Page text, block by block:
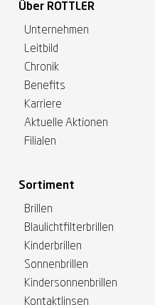
Über ROTTLER
Unternehmen
Leitbild
Chronik
Benefits
Karriere
Aktuelle Aktionen
Filialen
Sortiment
Brillen
Blaulichtfilterbrillen
Kinderbrillen
Sonnenbrillen
Kindersonnenbrillen
Kontaktlinsen